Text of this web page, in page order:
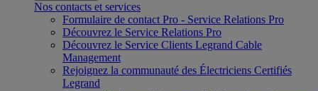
Nos contacts et services
Formulaire de contact Pro - Service Relations Pro
Découvrez le Service Relations Pro
Découvrez le Service Clients Legrand Cable
Management
Rejoignez la communauté des Électriciens Certifiés
Legrand